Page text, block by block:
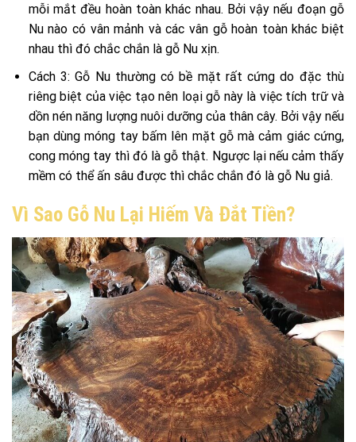
mỗi mắt đều hoàn toàn khác nhau. Bởi vậy nếu đoạn gỗ
Nu nào có vân mảnh và các vân gỗ hoàn toàn khác biệt
nhau thì đó chắc chắn là gỗ Nu xịn.
Cách 3: Gỗ Nu thường có bề mặt rất cứng do đặc thù
riêng biệt của việc tạo nên loại gỗ này là việc tích trữ và
dồn nén năng lượng nuôi dưỡng của thân cây. Bởi vậy nếu
bạn dùng móng tay bấm lên mặt gỗ mà cảm giác cứng,
cong móng tay thì đó là gỗ thật. Ngược lại nếu cảm thấy
mềm có thể ấn sâu được thì chắc chắn đó là gỗ Nu giả.
Vì Sao Gỗ Nu Lại Hiếm Và Đắt Tiền?